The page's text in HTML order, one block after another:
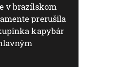
v brazílskom
prerušila
kapybár